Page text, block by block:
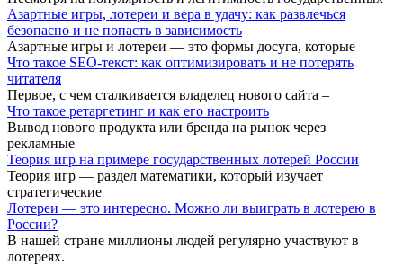
Азартные игры, лотереи и вера в удачу: как развлечься
безопасно и не попасть в зависимость
Азартные игры и лотереи — это формы досуга, которые
Что такое SEO-текст: как оптимизировать и не потерять
читателя
Первое, с чем сталкивается владелец нового сайта –
Что такое ретаргетинг и как его настроить
Вывод нового продукта или бренда на рынок через
рекламные
Теория игр на примере государственных лотерей России
Теория игр — раздел математики, который изучает
стратегические
Лотереи — это интересно. Можно ли выиграть в лотерею в
России?
В нашей стране миллионы людей регулярно участвуют в
лотереях.